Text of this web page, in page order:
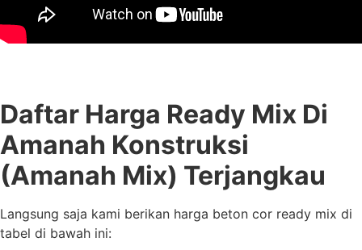
Daftar Harga Ready Mix Di
Amanah Konstruksi
(Amanah Mix) Terjangkau
Langsung saja kami berikan harga beton cor ready mix di
tabel di bawah ini: